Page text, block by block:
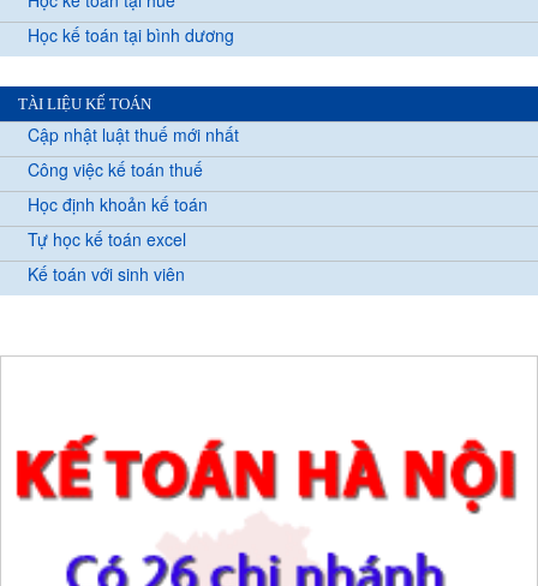
Học kế toán tại bình dương
TÀI LIỆU KẾ TOÁN
Cập nhật luật thuế mới nhất
Công việc kế toán thuế
Học định khoản kế toán
Tự học kế toán excel
Kế toán với sinh viên